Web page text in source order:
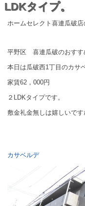
LDKタイプ。
ホームセレクト喜連瓜破店
平野区 喜連瓜破のおすす
本日は瓜破西1丁目のカサ
家賃62，000円
２LDKタイプです。
敷金礼金無しは嬉しいです
カサベルデ